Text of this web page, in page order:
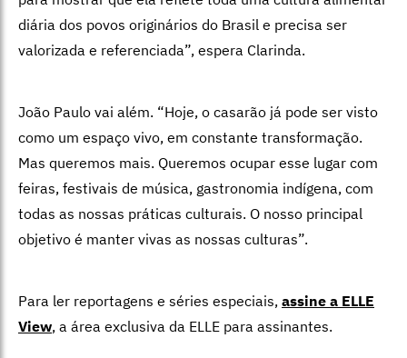
diária dos povos originários do Brasil e precisa ser
valorizada e referenciada”, espera Clarinda.
João Paulo vai além. “Hoje, o casarão já pode ser visto
como um espaço vivo, em constante transformação.
Mas queremos mais. Queremos ocupar esse lugar com
feiras, festivais de música, gastronomia indígena, com
todas as nossas práticas culturais. O nosso principal
objetivo é manter vivas as nossas culturas”.
Para ler reportagens e séries especiais, assine a ELLE
View, a área exclusiva da ELLE para assinantes.